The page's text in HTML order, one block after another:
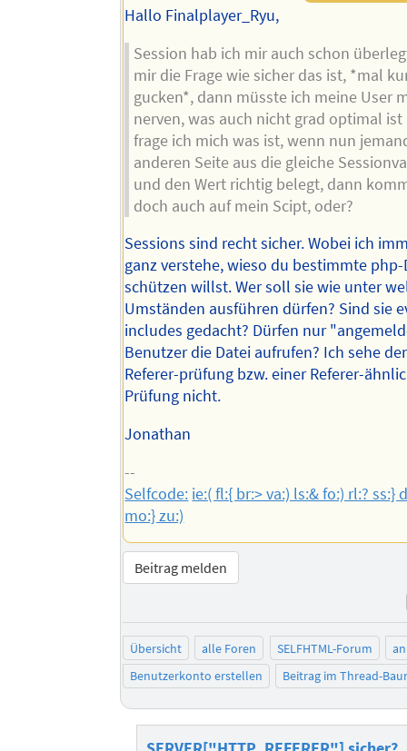
Hallo Finalplayer_Ryu,
Session hab ich mir auch schon
mir die Frage wie sicher das ist, *mal
gucken*, dann müsste ich meine User
nerven, was auch nicht grad optimal
frage ich mich was ist, wenn nun
anderen Seite aus die gleiche
und den Wert richtig belegt, dann
doch auch auf mein Scipt, oder?
Sessions sind recht sicher. Wobei ich
ganz verstehe, wieso du bestimmte
schützen willst. Wer soll sie wie unter
Umständen ausführen dürfen? Sind sie
includes gedacht? Dürfen nur
Benutzer die Datei aufrufen? Ich sehe
Referer-prüfung bzw. einer Referer-
Prüfung nicht.
Jonathan
--
Selfcode: ie:( fl:{ br:> va:) ls:& fo:) rl:? ss:}
mo:} zu:)
Beitrag melden
Übersicht alle Foren SELFHTML-Forum
Benutzerkonto erstellen
Beitrag im Thread-